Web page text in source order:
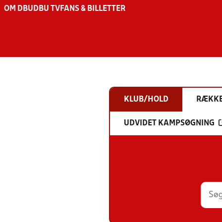
OM DBU DBU TV FANS & BILLETTER
KLUB/HOLD
UDVIDET KAMPSØGNING